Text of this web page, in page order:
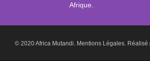
Afrique.
© 2020 Africa Mutandi. Mentions Légales. Réalisé